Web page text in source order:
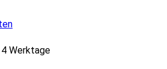
Werktage